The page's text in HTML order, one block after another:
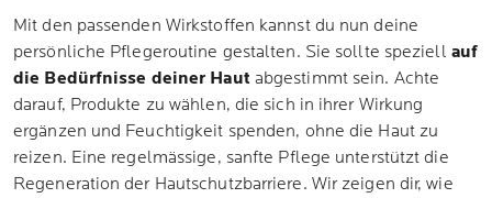
Mit den passenden Wirkstoffen kannst du nun deine
persönliche Pflegeroutine gestalten. Sie sollte speziell auf
die Bedürfnisse deiner Haut abgestimmt sein. Achte
darauf, Produkte zu wählen, die sich in ihrer Wirkung
ergänzen und Feuchtigkeit spenden, ohne die Haut zu
reizen. Eine regelmässige, sanfte Pflege unterstützt die
Regeneration der Hautschutzbarriere. Wir zeigen dir, wie